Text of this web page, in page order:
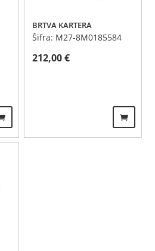
BRTVA KARTERA
Šifra: M27-8M0185584
212,00€